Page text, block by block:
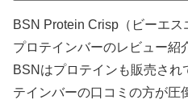
BSN Protein Crisp（ビーエス
プロテインバーのレビュー紹
BSNはプロテインも販売され
テインバーの口コミの方が圧